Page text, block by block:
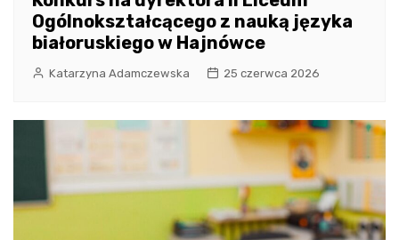
Ogólnokształcącego z nauką języka
białoruskiego w Hajnówce
Katarzyna Adamczewska 25 czerwca 2026